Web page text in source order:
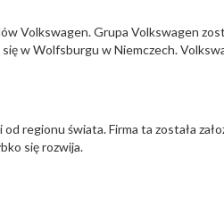
Volkswagen. Grupa Volkswagen
w Wolfsburgu w Niemczech.
regionu świata. Firma ta została
się rozwija.